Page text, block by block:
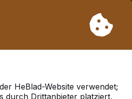
Sie daher längere
HeBlad-Website verwendet;
durch Drittanbieter platziert,